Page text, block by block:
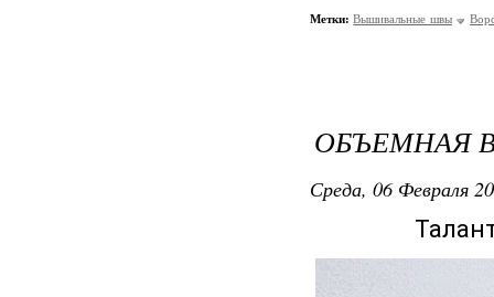
Метки: Вышивальные швы
ОБЪЕМНАЯ
Среда, 06 Февраля